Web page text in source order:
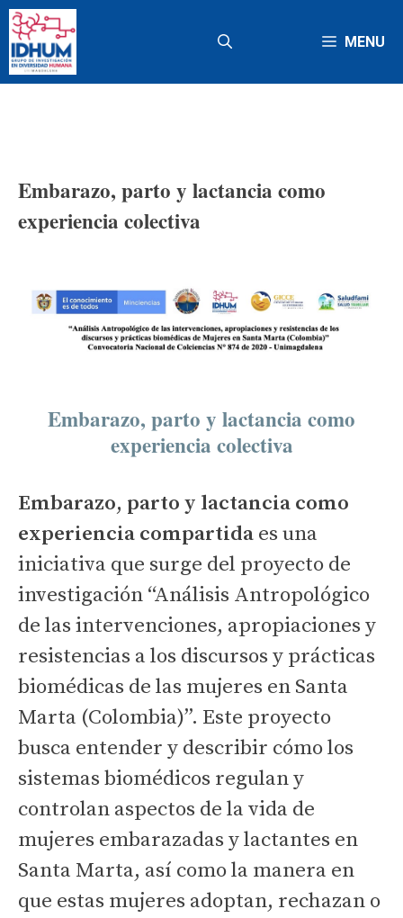
Saltar
al
contenido
MENU
Embarazo, parto y lactancia como
experiencia colectiva
Embarazo, parto y lactancia como
experiencia colectiva​
Embarazo, parto y lactancia como
experiencia compartida es una
iniciativa que surge del proyecto de
investigación “Análisis Antropológico
de las intervenciones, apropiaciones y
resistencias a los discursos y prácticas
biomédicas de las mujeres en Santa
Marta (Colombia)”. Este proyecto
busca entender y describir cómo los
sistemas biomédicos regulan y
controlan aspectos de la vida de
mujeres embarazadas y lactantes en
Santa Marta, así como la manera en
que estas mujeres adoptan, rechazan o